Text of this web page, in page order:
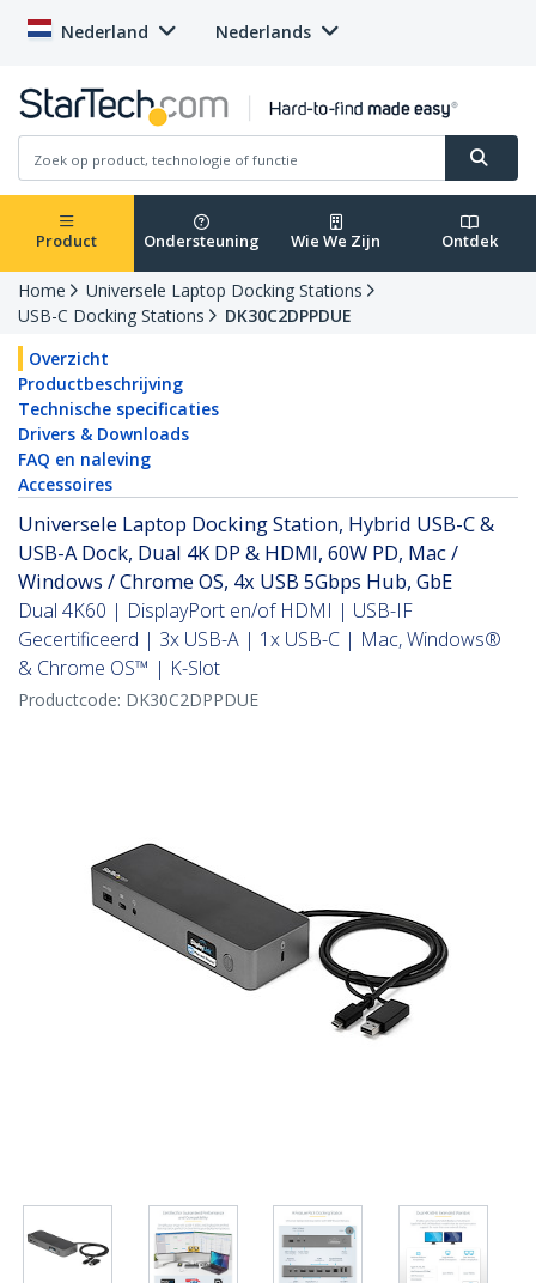
Nederland Nederlands
Product Ondersteuning Wie We Zijn Ontdek
Home
Universele Laptop Docking Stations
USB-C Docking Stations
DK30C2DPPDUE
Overzicht
Productbeschrijving
Technische specificaties
Drivers & Downloads
FAQ en naleving
Accessoires
Universele Laptop Docking Station, Hybrid USB-C &
USB-A Dock, Dual 4K DP & HDMI, 60W PD, Mac /
Windows / Chrome OS, 4x USB 5Gbps Hub, GbE
Dual 4K60 | DisplayPort en/of HDMI | USB-IF
Gecertificeerd | 3x USB-A | 1x USB-C | Mac, Windows®
& Chrome OS™ | K-Slot
Productcode: DK30C2DPPDUE